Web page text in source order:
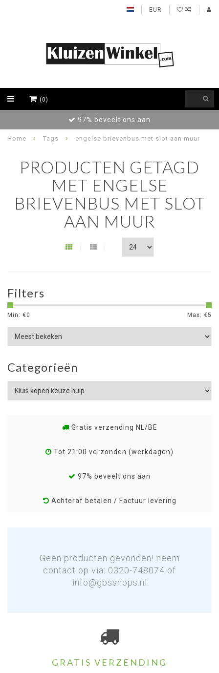
EUR
(0)
Achteraf betalen / Factuur levering
Home Tags engelse brievenbus met slot aan muur
PRODUCTEN GETAGD
MET ENGELSE
BRIEVENBUS MET SLOT
AAN MUUR
Filters
Min: €0 Max: €5
Categorieën
Gratis verzending NL/BE
Tot 21:00 verzonden (werkdagen)
97% beveelt ons aan
Achteraf betalen / Factuur levering
Geen producten gevonden! neem
contact op via: 0320-748074 of
info@gbsshops.nl
GRATIS VERZENDING